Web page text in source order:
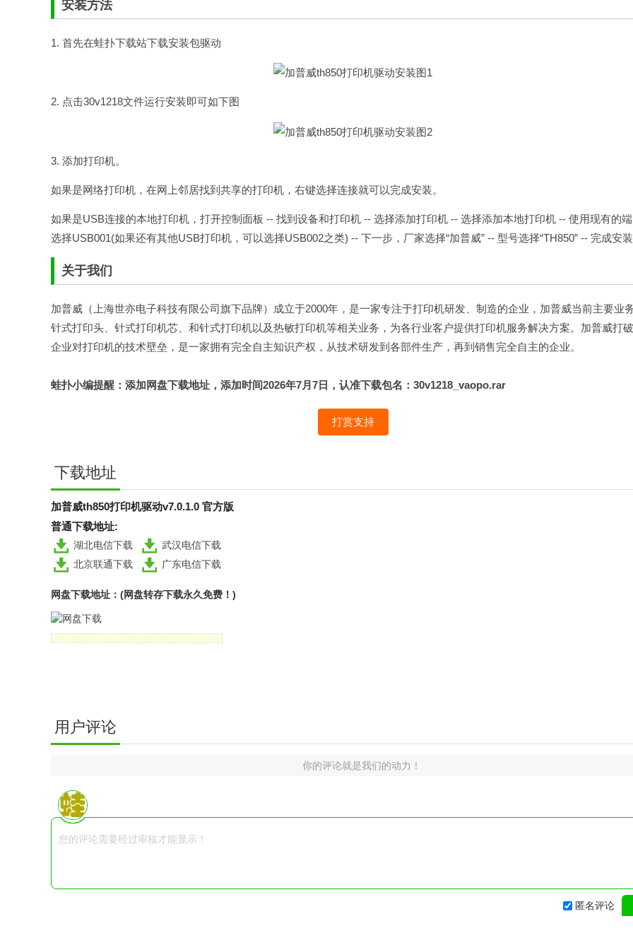
安装方法
1. 首先在蛙扑下载站下载安装包驱动
2. 点击30v1218文件运行安装即可如下图
3. 添加打印机。
如果是网络打印机，在网上邻居找到共享的打印机，右键选择连接就可以完成安装。
如果是USB连接的本地打印机，打开控制面板 -- 找到设备和打印机 -- 选择添加打印机 -- 选择添加本地打印机 -- 使用现有的
选择USB001(如果还有其他USB打印机，可以选择USB002之类) -- 下一步，厂家选择“加普威” -- 型号选择“TH850” -- 完成安
关于我们
加普威（上海世亦电子科技有限公司旗下品牌）成立于2000年，是一家专注于打印机研发、制造的企业，加普威当前主要业
针式打印头、针式打印机芯、和针式打印机以及热敏打印机等相关业务，为各行业客户提供打印机服务解决方案。加普威打
企业对打印机的技术壁垒，是一家拥有完全自主知识产权，从技术研发到各部件生产，再到销售完全自主的企业。
蛙扑小编提醒：添加网盘下载地址，添加时间2026年7月7日，认准下载包名：30v1218_vaopo.rar
打赏支持
下载地址
加普威th850打印机驱动v7.0.1.0 官方版
普通下载地址:
湖北电信下载
武汉电信下载
北京联通下载
广东电信下载
网盘下载地址：(网盘转存下载永久免费！)
用户评论
你的评论就是我们的动力！
匿名评论